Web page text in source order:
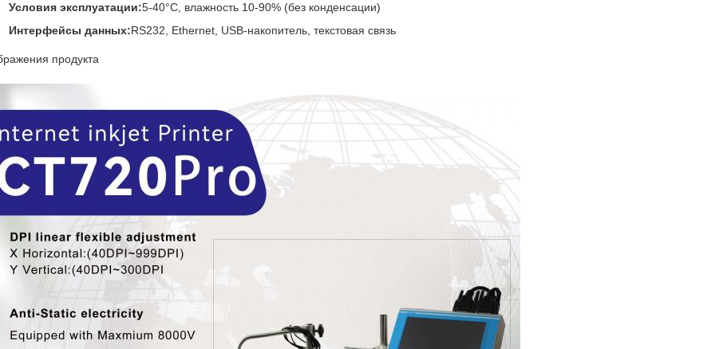
Условия эксплуатации:5-40°C, влажность 10-90% (без конденсации)
Интерфейсы данных:RS232, Ethernet, USB-накопитель, текстовая связь
продукта